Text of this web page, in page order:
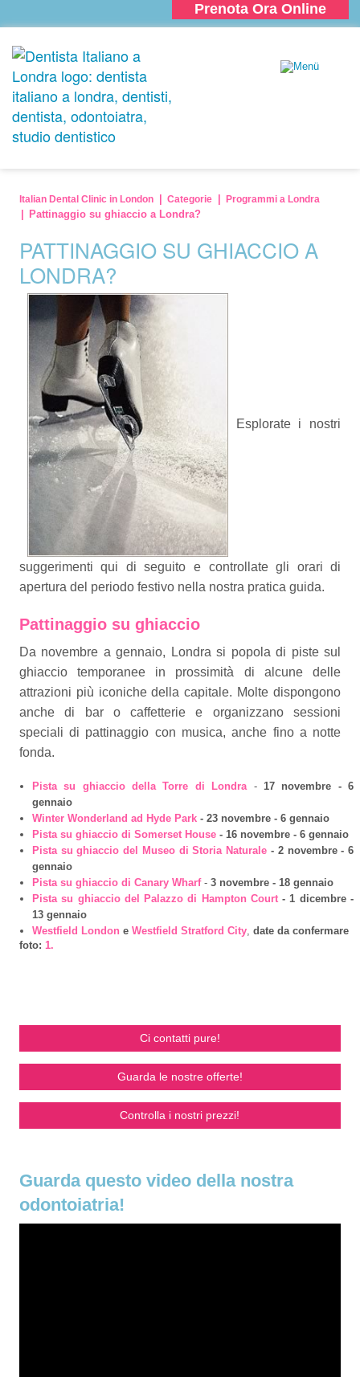
Prenota Ora Online
Italian Dental Clinic in London Categorie Programmi a Londra
Pattinaggio su ghiaccio a Londra?
PATTINAGGIO SU GHIACCIO A
LONDRA?
Esplorate i nostri
suggerimenti qui di seguito e controllate gli orari di
apertura del periodo festivo nella nostra pratica guida.
Pattinaggio su ghiaccio
Da novembre a gennaio, Londra si popola di piste sul
ghiaccio temporanee in prossimità di alcune delle
attrazioni più iconiche della capitale. Molte dispongono
anche di bar o caffetterie e organizzano sessioni
speciali di pattinaggio con musica, anche fino a notte
fonda.
Pista su ghiaccio della Torre di Londra- 17 novembre - 6
gennaio
Winter Wonderland ad Hyde Park - 23 novembre - 6 gennaio
Pista su ghiaccio di Somerset House - 16 novembre - 6 gennaio
Pista su ghiaccio del Museo di Storia Naturale - 2 novembre - 6
gennaio
Pista su ghiaccio di Canary Wharf- 3 novembre - 18 gennaio
Pista su ghiaccio del Palazzo di Hampton Court - 1 dicembre -
13 gennaio
Westfield London e Westfield Stratford City, date da confermare
foto: 1.
Ci contatti pure!
Guarda le nostre offerte!
Controlla i nostri prezzi!
Guarda questo video della nostra
odontoiatria!